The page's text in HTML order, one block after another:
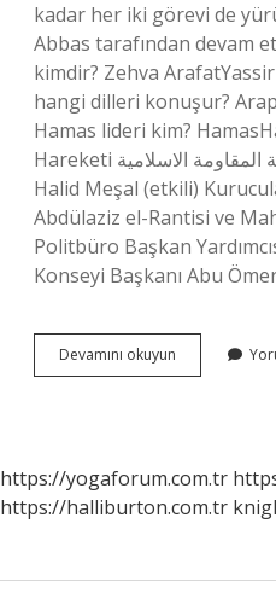
kadar her iki görevi de
Abbas tarafından devam
kimdir? Zehva
hangi dilleri konuşur?
Hamas lideri kim?
Hareketi حركة المقاومة الاسلامية (Arapça) Başkan
Halid Meşal (etkili)
Abdülaziz el-Rantisi ve
Politbüro Başkan
Konseyi Başkanı Abu
Devamını okuyun
Hangi
https://yogaforum.com.tr
https://halliburton.com.tr